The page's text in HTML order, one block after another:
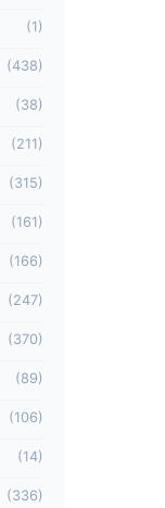
(1)
(438)
(38)
(211)
(315)
(161)
(166)
(247)
(370)
(89)
(106)
(14)
(336)